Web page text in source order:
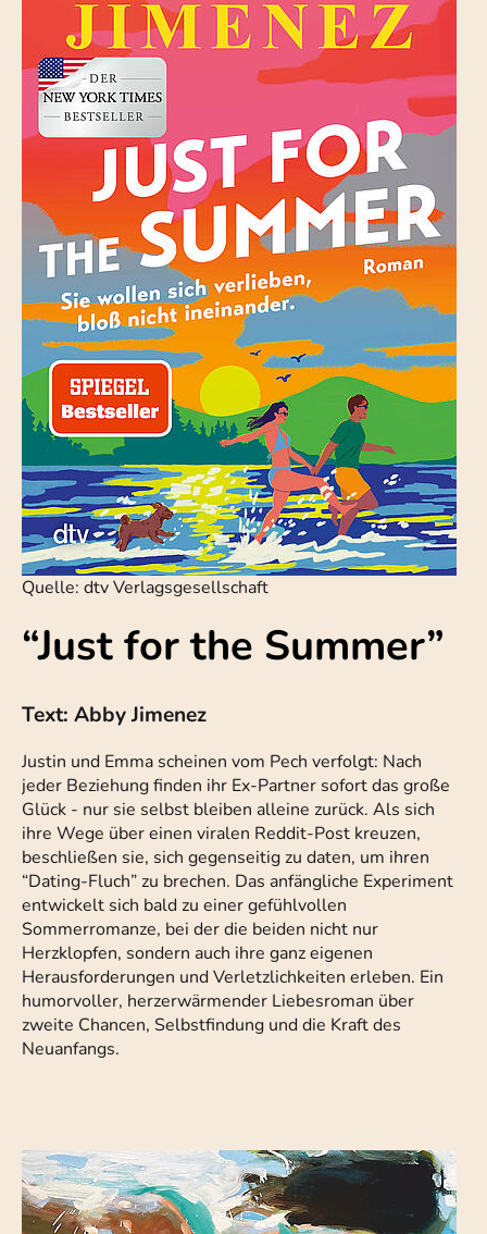
Quelle: dtv Verlagsgesellschaft
“Just for the Summer”
Text: Abby Jimenez
Justin und Emma scheinen vom Pech verfolgt: Nach
jeder Beziehung finden ihr Ex-Partner sofort das große
Glück - nur sie selbst bleiben alleine zurück. Als sich
ihre Wege über einen viralen Reddit-Post kreuzen,
beschließen sie, sich gegenseitig zu daten, um ihren
“Dating-Fluch” zu brechen. Das anfängliche Experiment
entwickelt sich bald zu einer gefühlvollen
Sommerromanze, bei der die beiden nicht nur
Herzklopfen, sondern auch ihre ganz eigenen
Herausforderungen und Verletzlichkeiten erleben. Ein
humorvoller, herzerwärmender Liebesroman über
zweite Chancen, Selbstfindung und die Kraft des
Neuanfangs.